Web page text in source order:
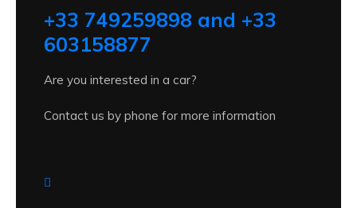
+33 749259898 and +33
603158877
Are you interested in a car?
Contact us by phone for more information